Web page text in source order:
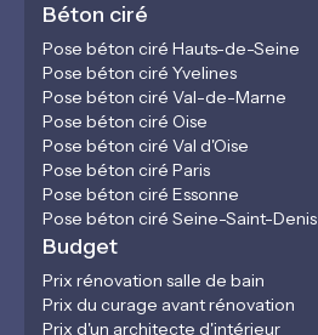
Béton ciré
Pose béton ciré Hauts-de-Seine
Pose béton ciré Yvelines
Pose béton ciré Val-de-Marne
Pose béton ciré Oise
Pose béton ciré Val d'Oise
Pose béton ciré Paris
Pose béton ciré Essonne
Pose béton ciré Seine-Saint-Denis
Budget
Prix rénovation salle de bain
Prix du curage avant rénovation
Prix d'un architecte d'intérieur